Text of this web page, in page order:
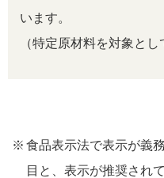
います。
（特定原材料を対象とし
食品表示法で表示が義
目と、表示が推奨され